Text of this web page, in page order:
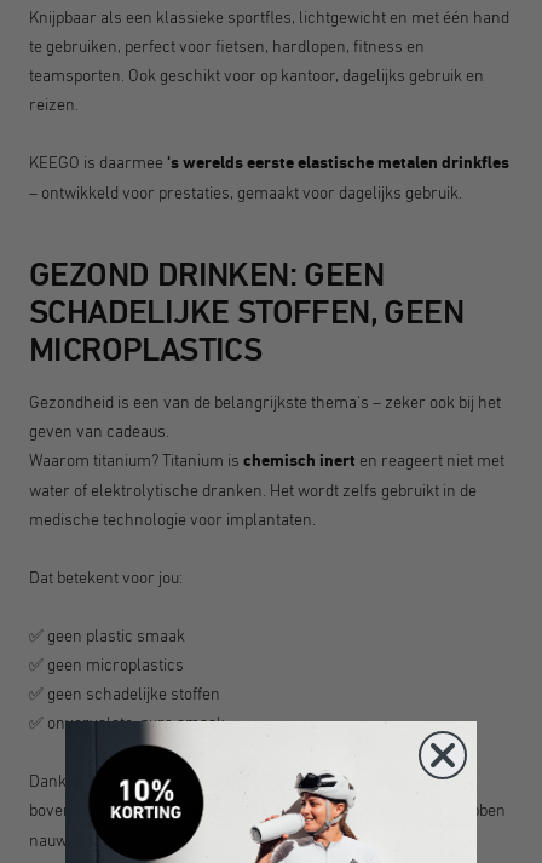
Knijpbaar als een klassieke sportfles, lichtgewicht en met één hand
te gebruiken, perfect voor fietsen, hardlopen, fitness en
teamsporten. Ook geschikt voor op kantoor, dagelijks gebruik en
reizen.
KEEGO is daarmee 's werelds eerste elastische metalen drinkfles
– ontwikkeld voor prestaties, gemaakt voor dagelijks gebruik.
GEZOND DRINKEN: GEEN
SCHADELIJKE STOFFEN, GEEN
MICROPLASTICS
Gezondheid is een van de belangrijkste thema's – zeker ook bij het
geven van cadeaus.
Waarom titanium? Titanium is chemisch inert en reageert niet met
water of elektrolytische dranken. Het wordt zelfs gebruikt in de
medische technologie voor implantaten.
Dat betekent voor jou:
✅ geen plastic smaak
✅ geen microplastics
✅ geen schadelijke stoffen
✅ onvervalste, pure smaak
Dankzij het extreem gladde titaniumoppervlak is de KEEGO
bovendien bijzonderhygiënisch
– schimmels en bacteriën hebben
nauwelijks een kans.